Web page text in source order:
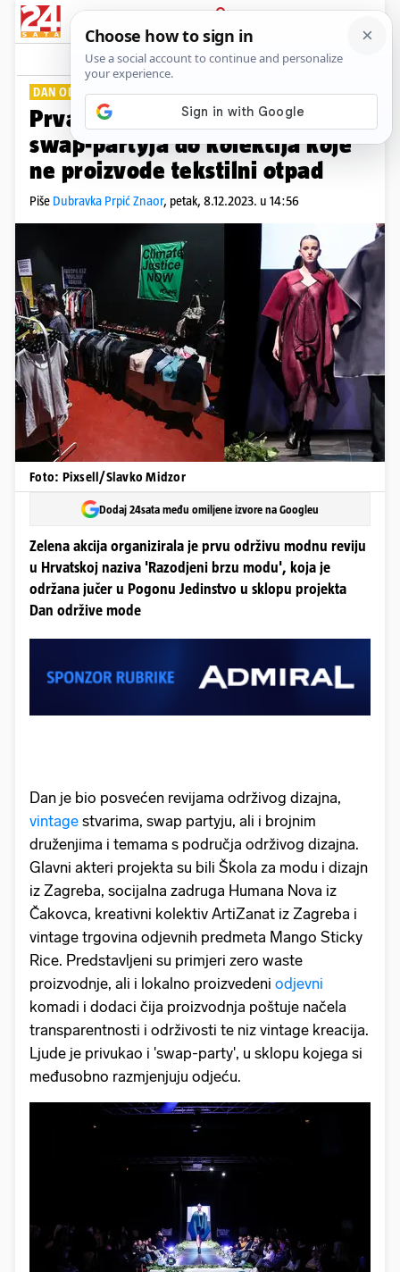
PRIJAVA
Lifestyle Komentari
DAN ODRŽIVE MODE
Prva održiva revija u HR: Od
swap-partyja do kolekcija koje
ne proizvode tekstilni otpad
Piše Dubravka Prpić Znaor, petak, 8.12.2023. u 14:56
Foto: Pixsell/Slavko Midzor
Dodaj 24sata među omiljene izvore na Googleu
Zelena akcija organizirala je prvu održivu modnu reviju
u Hrvatskoj naziva 'Razodjeni brzu modu', koja je
održana jučer u Pogonu Jedinstvo u sklopu projekta
Dan održive mode
Dan je bio posvećen revijama održivog dizajna,
vintage stvarima, swap partyju, ali i brojnim
druženjima i temama s područja održivog dizajna.
Glavni akteri projekta su bili Škola za modu i dizajn
iz Zagreba, socijalna zadruga Humana Nova iz
Čakovca, kreativni kolektiv ArtiZanat iz Zagreba i
vintage trgovina odjevnih predmeta Mango Sticky
Rice. Predstavljeni su primjeri zero waste
proizvodnje, ali i lokalno proizvedeni odjevni
komadi i dodaci čija proizvodnja poštuje načela
transparentnosti i održivosti te niz vintage kreacija.
Ljude je privukao i 'swap-party', u sklopu kojega si
međusobno razmjenjuju odjeću.